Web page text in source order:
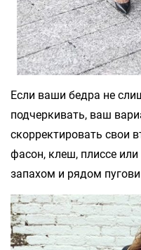
Если ваши бедра не
подчеркивать, ваш
скорректировать свои
фасон, клеш, плиссе
запахом и рядом